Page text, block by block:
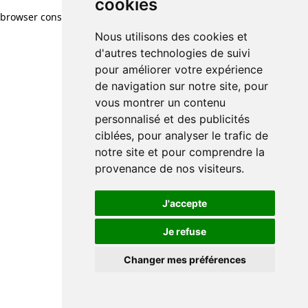
cookies
Nous utilisons des cookies et
d'autres technologies de suivi
pour améliorer votre expérience
de navigation sur notre site, pour
vous montrer un contenu
personnalisé et des publicités
ciblées, pour analyser le trafic de
notre site et pour comprendre la
provenance de nos visiteurs.
J'accepte
Je refuse
Changer mes préférences
browser console for more information)